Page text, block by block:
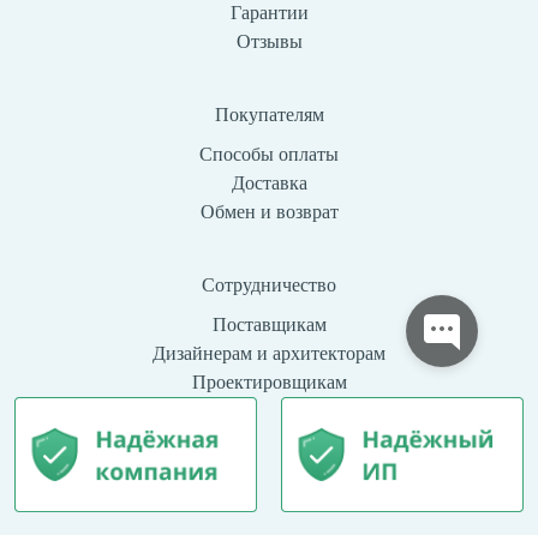
Гарантии
Отзывы
Покупателям
Способы оплаты
Доставка
Обмен и возврат
Сотрудничество
Поставщикам
Дизайнерам и архитекторам
Проектировщикам